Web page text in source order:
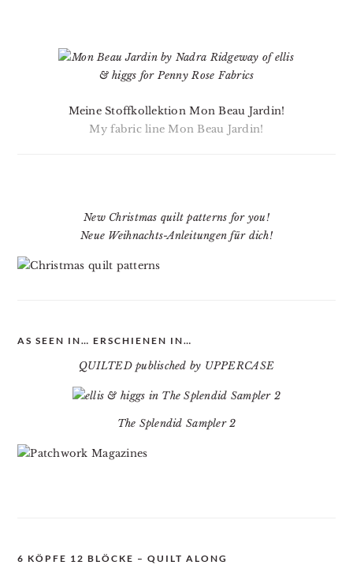
Meine Stoffkollektion Mon Beau Jardin!
My fabric line Mon Beau Jardin!
New Christmas quilt patterns for you!
Neue Weihnachts-Anleitungen für dich!
AS SEEN IN… ERSCHIENEN IN…
QUILTED publisched by UPPERCASE
The Splendid Sampler 2
6 KÖPFE 12 BLÖCKE – QUILT ALONG